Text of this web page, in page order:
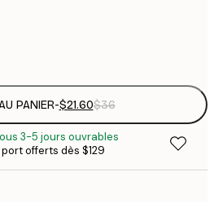
PANIER-$21.60$36
3-5 jours ouvrables
offerts dès $129